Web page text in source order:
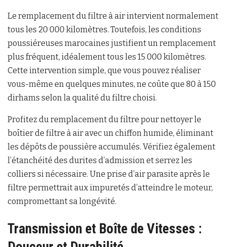
Le remplacement du filtre à air intervient normalement
tous les 20 000 kilomètres. Toutefois, les conditions
poussiéreuses marocaines justifient un remplacement
plus fréquent, idéalement tous les 15 000 kilomètres.
Cette intervention simple, que vous pouvez réaliser
vous-même en quelques minutes, ne coûte que 80 à 150
dirhams selon la qualité du filtre choisi.
Profitez du remplacement du filtre pour nettoyer le
boîtier de filtre à air avec un chiffon humide, éliminant
les dépôts de poussière accumulés. Vérifiez également
l’étanchéité des durites d’admission et serrez les
colliers si nécessaire. Une prise d’air parasite après le
filtre permettrait aux impuretés d’atteindre le moteur,
compromettant sa longévité.
Transmission et Boîte de Vitesses :